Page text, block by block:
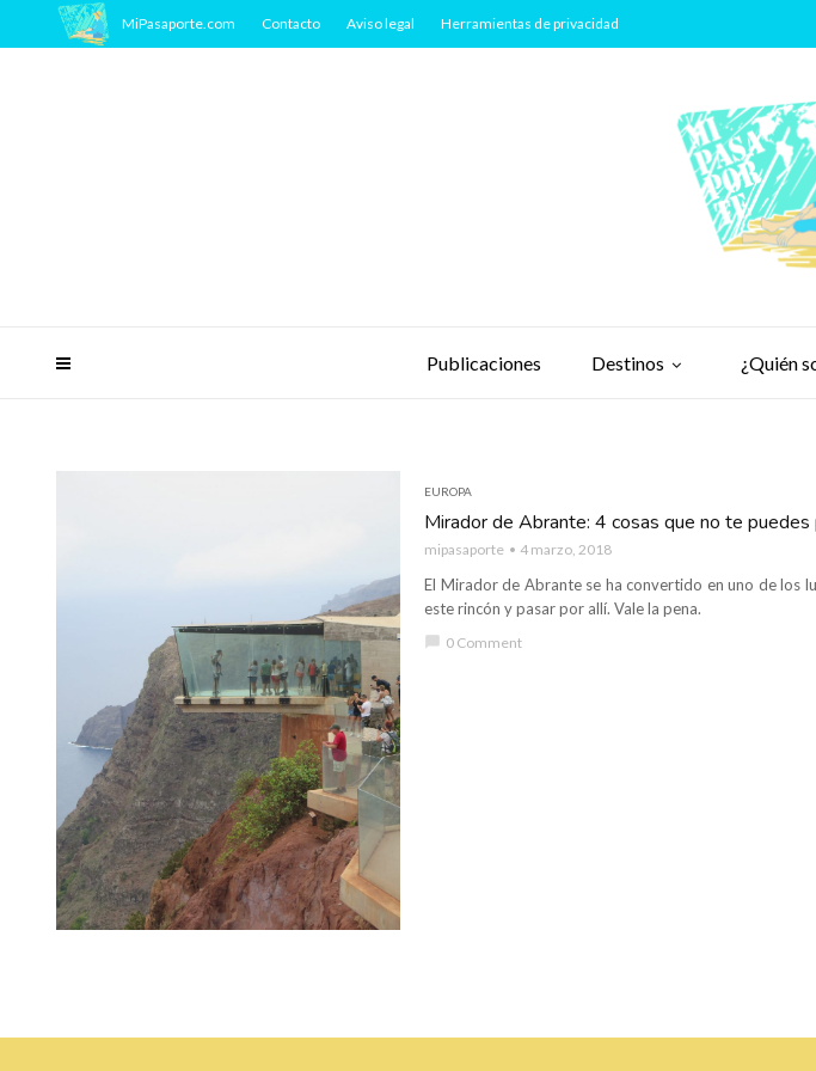
Publicaciones Destinos ¿Quién
MiPasaporte.com Contacto Aviso legal Herramientas de privacidad
EUROPA
Mirador de Abrante: 4 cosas que no te puedes
mipasaporte 4 marzo, 2018
El Mirador de Abrante se ha convertido en uno de los
este rincón y pasar por allí. Vale la pena.
chat_bubble 0 Comment